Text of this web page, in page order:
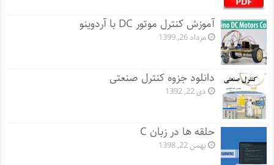
آموزش کنترل موتور DC با آردوینو
مرداد 26, 1399
دانلود جزوه کنترل صنعتی
دی 22, 1392
حلقه ها در زبان C
بهمن 22, 1398